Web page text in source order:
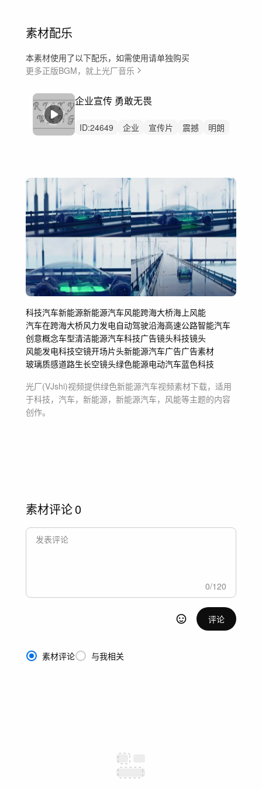
素材配乐
本素材使用了以下配乐，如需使用请单独购买
更多正版BGM，就上光厂音乐
企业宣传 勇敢无畏
ID:24649 企业 宣传片 震撼
明朗
科技汽车新能源新能源汽车风能跨海大桥海上风能
汽车在跨海大桥风力发电自动驾驶沿海高速公路智能汽车
创意概念车型清洁能源汽车科技广告镜头科技镜头
风能发电科技空镜开场片头新能源汽车广告广告素材
玻璃质感道路生长空镜头绿色能源电动汽车蓝色科技
光厂(VJshi)视频提供绿色新能源汽车视频素材下载，适用
于科技，汽车，新能源，新能源汽车，风能等主题的内容
创作。
素材评论0
0/120
评论
素材评论 与我相关